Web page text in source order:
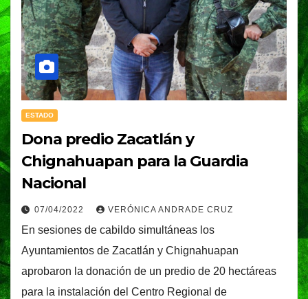
ESTADO
Dona predio Zacatlán y
Chignahuapan para la Guardia
Nacional
07/04/2022 VERÓNICA ANDRADE CRUZ
En sesiones de cabildo simultáneas los
Ayuntamientos de Zacatlán y Chignahuapan
aprobaron la donación de un predio de 20 hectáreas
para la instalación del Centro Regional de